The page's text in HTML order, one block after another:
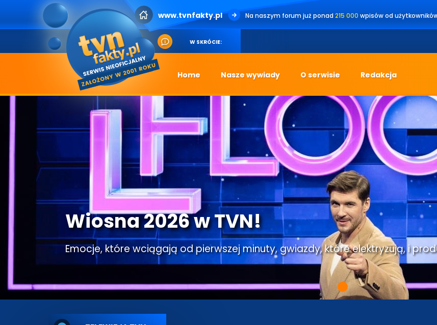
www.tvnfakty.pl Na naszym forum już ponad 215 000 wpisów od
W SKRÓCIE:
Home Nasze wywiady O serwisie Redakcja
Wiosna 2026 w TVN!
Emocje, które wciągają od pierwszej minuty, gwiazdy, które elektryzują, i